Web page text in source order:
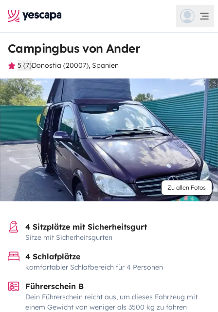
Campingbus von Ander
5 (7)Donostia (20007), Spanien
Zu allen Fotos
4 Sitzplätze mit Sicherheitsgurt
Sitze mit Sicherheitsgurten
4 Schlafplätze
komfortabler Schlafbereich für 4 Personen
Führerschein B
Dein Führerschein reicht aus, um dieses Fahrzeug mit
einem Gewicht von weniger als 3500 kg zu fahren